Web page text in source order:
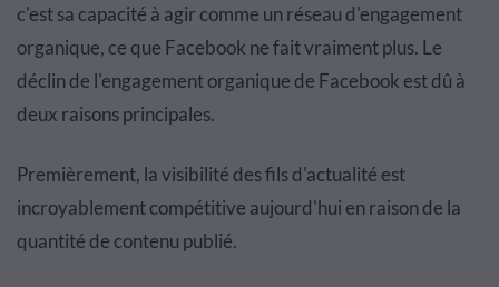
c'est sa capacité à agir comme un réseau d'engagement
organique, ce que Facebook ne fait vraiment plus. Le
déclin de l'engagement organique de Facebook est dû à
deux raisons principales.
Premièrement, la visibilité des fils d'actualité est
incroyablement compétitive aujourd'hui en raison de la
quantité de contenu publié.